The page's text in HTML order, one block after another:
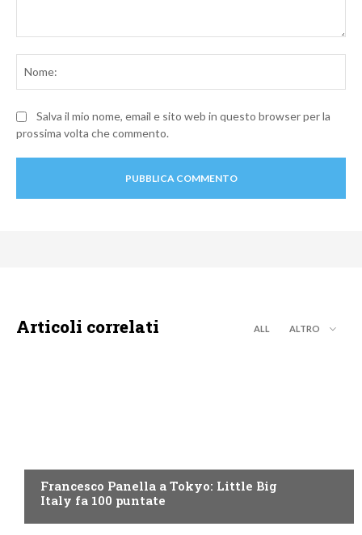
Salva il mio nome, email e sito web in questo browser per la
prossima volta che commento.
Articoli correlati ALL ALTRO
Francesco Panella a Tokyo: Little Big
Italy fa 100 puntate